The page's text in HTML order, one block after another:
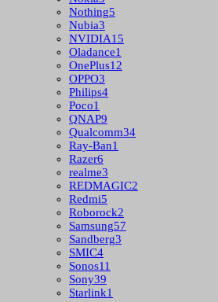
Nothing5
Nubia3
NVIDIA15
Oladance1
OnePlus12
OPPO3
Philips4
Poco1
QNAP9
Qualcomm34
Ray-Ban1
Razer6
realme3
REDMAGIC2
Redmi5
Roborock2
Samsung57
Sandberg3
SMIC4
Sonos11
Sony39
Starlink1